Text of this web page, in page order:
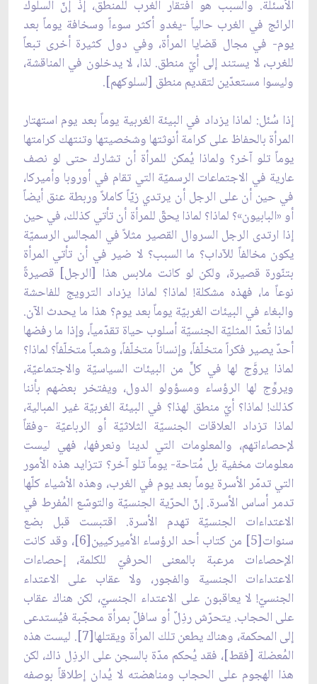
الأسئلة. والسبب هو افتقار الغرب للمنطق، إذْ إنّ السلوك
الرائج في الغرب حالياً -يغدو أكثر سوءاً وسخافة يوماً بعد
يوم- في مجال قضايا المرأة، وفي دول كثيرة أخرى تبعاً
للغرب، لا يستند إلى أيّ منطق. لذا، لا يدخلون في المناقشة،
وليسوا مستعدّين لتقديم منطق [لسلوكهم].
إذا سُئل: لماذا يزداد في البيئة الغربية يوماً بعد يوم استهتار
المرأة بالحفاظ على كرامة أنوثتها وشخصيتها وتنتهك كرامتها
يوماً تلو آخر؟ ولماذا يُمكن للمرأة أن تشارك حتى لو نصف
عارية في الاجتماعات الرسميّة التي تقام في أوروبا وأميركا،
في حين أن على الرجل أن يرتدي زيّاً كاملاً وربطة عنق أيضاً
أو «البابيون»؟ لماذا؟ لماذا يحقّ للمرأة أن تأتي كذلك، في حين
إذا ارتدى الرجل السروال القصير مثلاً في المجالس الرسميّة
يكون مخالفاً للآداب؟ ما السبب؟ لا ضير في أن تأتي المرأة
بتنّورة قصيرة، ولكن لو كانت ملابس هذا [الرجل] قصيرةً
نوعاً ما، فهذه مشكلة! لماذا؟ لماذا يزداد الترويج للفاحشة
والبغاء في البيئات الغربيّة يوماً بعد يوم؟ هذا ما يحدث الآن.
لماذا تُعدّ المثليّة الجنسيّة أسلوب حياة تقدّمياً، وإذا ما رفضها
أحدٌ يصير فكراً متخلّفاً، وإنساناً متخلّفاً، وشعباً متخلّفاً؟ لماذا؟
لماذا يروَّج لها في كلٍّ من البيئات السياسيّة والاجتماعيّة،
ويروِّج لها الرؤساء ومسؤولو الدول، ويفتخر بعضهم بأننا
كذلك! لماذا؟ أيّ منطق لهذا؟ في البيئة الغربيّة غير المبالية،
لماذا تزداد العلاقات الجنسيّة الثلاثيّة أو الرباعيّة -وفقاً
لإحصاءاتهم، والمعلومات التي لدينا ونعرفها، فهي ليست
معلومات مخفية بل مُتاحة- يوماً تلو آخر؟ تتزايد هذه الأمور
التي تدمّر الأسرة يوماً بعد يوم في الغرب، وهذه الأشياء كلّها
تدمر أساس الأسرة. إنّ الحرّية الجنسيّة والتوسّع المُفرط في
الاعتداءات الجنسيّة تهدم الأسرة. اقتبست قبل بضع
سنوات[5] من كتاب أحد الرؤساء الأميركيين[6]، وقد كانت
الإحصاءات مرعبة بالمعنى الحرفيّ للكلمة، إحصاءات
الاعتداءات الجنسية والفجور، ولا عقاب على الاعتداء
الجنسيّ! لا يعاقبون على الاعتداء الجنسيّ، لكن هناك عقاب
على الحجاب. يتحرّش رذِلٌ أو سافلٌ بمرأة محجّبة فيُستدعى
إلى المحكمة، وهناك يطعن تلك المرأة ويقتلها[7]. ليست هذه
المُعضلة [فقط]، فقد يُحكم مدّة بالسجن على الرذِل ذاك، لكن
هذا الهجوم على الحجاب ومناهضته لا يُدان إطلاقاً بوصفه